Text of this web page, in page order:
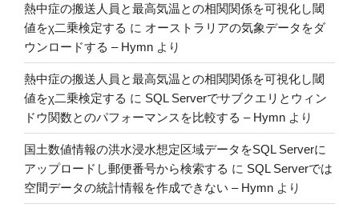
熱中症の搬送人員と最高気温との相関関係を可視化し閾
値をχ二乗検定する に オーストラリアの気象データをダ
ウンロードする – Hymn より
熱中症の搬送人員と最高気温との相関関係を可視化し閾
値をχ二乗検定する に SQL Serverでサブクエリとウィン
ドウ関数とのパフォーマンスを比較する – Hymn より
国土数値情報の洪水浸水想定区域データをSQL Serverに
アップロードし郵便番号から検索する に SQL Serverでは
空間データの統計情報を作成できない – Hymn より